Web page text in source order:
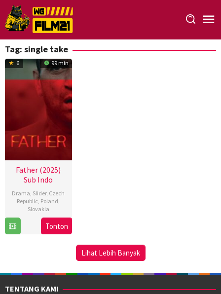
Loncat
ke
konten
Tag: single take
6 99 min
Father (2025)
Sub Indo
Drama Slider, Czech
Republic Poland
Slovakia
Sep
Tereza
Nvotová
Tonton
Lihat Lebih Banyak
TENTANG KAMI